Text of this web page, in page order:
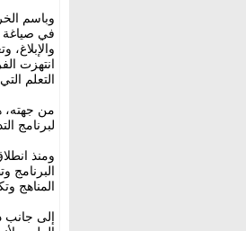
وباسم
في صياغة
انتهزت
التعلم
من جهته،
لبرنامج
ومنذ
البرنامج
المناهج
إلى جانب